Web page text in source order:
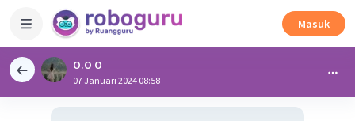
Masuk
O.O O
07 Januari 2024 08:58